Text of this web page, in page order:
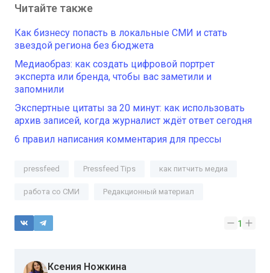
Читайте также
Как бизнесу попасть в локальные СМИ и стать
звездой региона без бюджета
Медиаобраз: как создать цифровой портрет
эксперта или бренда, чтобы вас заметили и
запомнили
Экспертные цитаты за 20 минут: как использовать
архив записей, когда журналист ждёт ответ сегодня
6 правил написания комментария для прессы
pressfeed Pressfeed Tips как питчить медиа
работа со СМИ Редакционный материал
1
Ксения Ножкина